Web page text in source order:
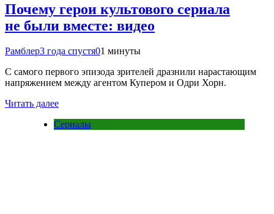
Почему герои культового сериала
не были вместе: видео
Рамблер3 года спустя01 минуты
С самого первого эпизода зрителей дразнили нарастающим
напряжением между агентом Купером и Одри Хорн.
Читать далее
Сериалы